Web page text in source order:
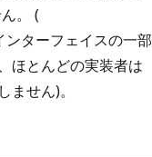
。 (
ンターフェイスの一部
ほとんどの実装者は
せん)。